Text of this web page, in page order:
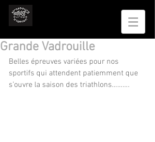
Grande Vadrouille
Belles épreuves variées pour nos
sportifs qui attendent patiemment que
s’ouvre la saison des triathlons……….